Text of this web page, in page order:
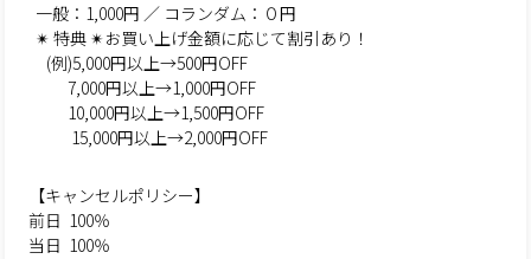
一般：1,000円 ／ コランダム：０円
✴︎ 特典 ✴︎お買い上げ金額に応じて割引あり！
(例)5,000円以上→500円OFF
7,000円以上→1,000円OFF
10,000円以上→1,500円OFF
15,000円以上→2,000円OFF
【キャンセルポリシー】
前日 100％
当日 100％